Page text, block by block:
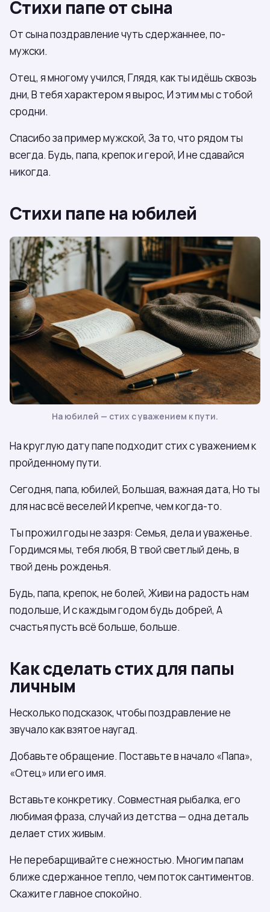
Стихи папе от сына
От сына поздравление чуть сдержаннее, по-
мужски.
Отец, я многому учился, Глядя, как ты идёшь сквозь
дни, В тебя характером я вырос, И этим мы с тобой
сродни.
Спасибо за пример мужской, За то, что рядом ты
всегда. Будь, папа, крепок и герой, И не сдавайся
никогда.
Стихи папе на юбилей
На юбилей — стих с уважением к пути.
На круглую дату папе подходит стих с уважением к
пройденному пути.
Сегодня, папа, юбилей, Большая, важная дата, Но ты
для нас всё веселей И крепче, чем когда-то.
Ты прожил годы не зазря: Семья, дела и уваженье.
Гордимся мы, тебя любя, В твой светлый день, в
твой день рожденья.
Будь, папа, крепок, не болей, Живи на радость нам
подольше, И с каждым годом будь добрей, А
счастья пусть всё больше, больше.
Как сделать стих для папы
личным
Несколько подсказок, чтобы поздравление не
звучало как взятое наугад.
Добавьте обращение. Поставьте в начало «Папа»,
«Отец» или его имя.
Вставьте конкретику. Совместная рыбалка, его
любимая фраза, случай из детства — одна деталь
делает стих живым.
Не перебарщивайте с нежностью. Многим папам
ближе сдержанное тепло, чем поток сантиментов.
Скажите главное спокойно.